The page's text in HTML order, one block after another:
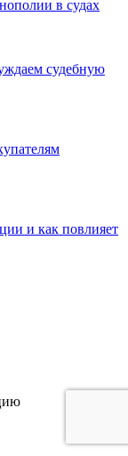
в судах
судебную
и как повлияет